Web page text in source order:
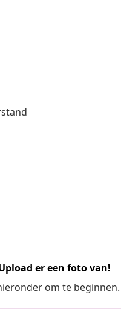
er een foto van!
om te beginnen.